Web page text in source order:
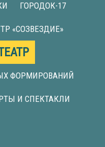
ГОРОДОК-17
«СОЗВЕЗДИЕ»
ФОРМИРОВАНИЙ
И СПЕКТАКЛИ